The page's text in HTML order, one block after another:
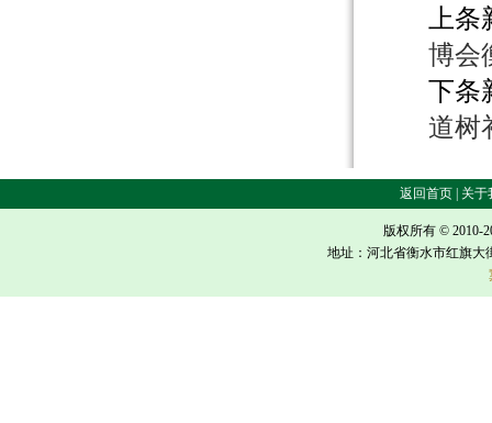
上
博会
下条
道树
返回首页 | 关于
版权所有 © 2010-
地址：河北省衡水市红旗大